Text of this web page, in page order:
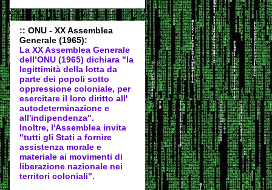
:: ONU - XX Assemblea
Generale (1965):
La XX Assemblea Generale
dell’ONU (1965) dichiara "la
legittimità della lotta da
parte dei popoli sotto
oppressione coloniale, per
esercitare il loro diritto all'
autodeterminazione e
all'indipendenza".
Inoltre, l'Assemblea invita
"tutti gli Stati a fornire
assistenza morale e
materiale ai movimenti di
liberazione nazionale nei
territori coloniali".